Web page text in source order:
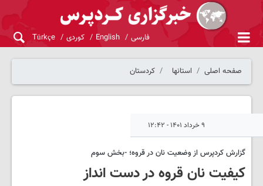
فارسی English کوردی Türkçe
صفحه اصلی استانها کردستان
۹ خرداد ۱۴۰۱ - ۱۲:۴۲
گزارش کردپرس از وضعیت نان در قروه؛ -بخش سوم
کیفیت نان قروه در دست انداز